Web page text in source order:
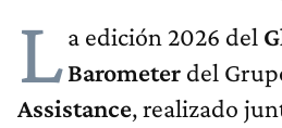
La edición 2026 del
Barometer del
Assistance, realizado